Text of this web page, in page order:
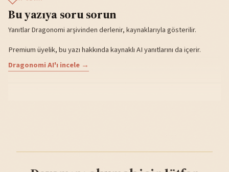
Bu yazıya soru sorun
Yanıtlar Dragonomi arşivinden derlenir, kaynaklarıyla gösterilir.
Premium üyelik, bu yazı hakkında kaynaklı AI yanıtlarını da içerir.
Dragonomi AI'ı incele →